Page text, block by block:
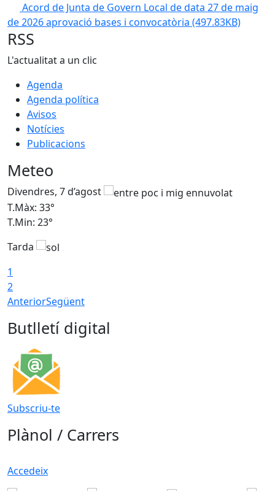
Acord de Junta de Govern Local de data 27 de maig
de 2026 aprovació bases i convocatòria (497.83KB)
RSS
L'actualitat a un clic
Agenda
Agenda política
Avisos
Notícies
Publicacions
Meteo
Divendres, 7 d’agost
T.Màx: 33°
T.Min: 23°
Tarda
1
2
AnteriorSegüent
Butlletí digital
Subscriu-te
Plànol / Carrers
Accedeix